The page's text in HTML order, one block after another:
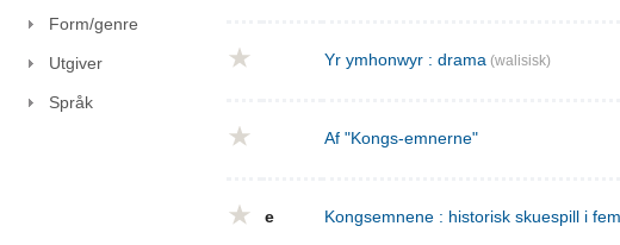
Form/genre
Utgiver
Språk
Yr ymhonwyr : drama (walisisk)
Af "Kongs-emnerne"
e Kongsemnene : historisk skuespill i